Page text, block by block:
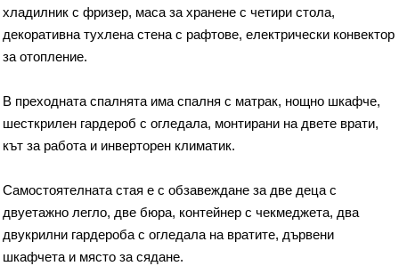
хладилник с фризер, маса за хранене с четири стола,
декоративна тухлена стена с рафтове, електрически конвектор
за отопление.
В преходната спалнята има спалня с матрак, нощно шкафче,
шесткрилен гардероб с огледала, монтирани на двете врати,
кът за работа и инверторен климатик.
Самостоятелната стая е с обзавеждане за две деца с
двуетажно легло, две бюра, контейнер с чекмеджета, два
двукрилни гардероба с огледала на вратите, дървени
шкафчета и място за сядане.